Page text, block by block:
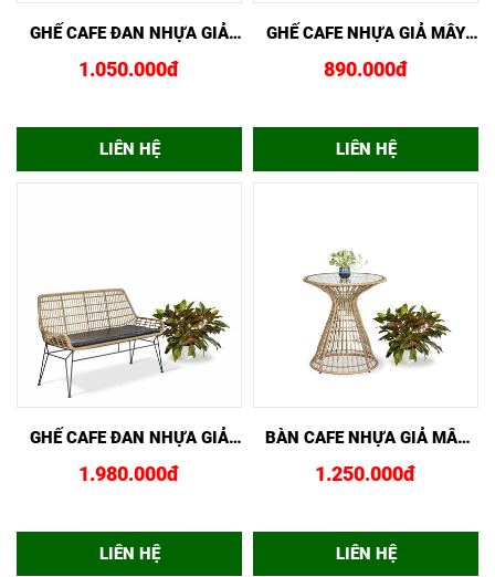
XEM NHANH MUA NGAY
GHẾ CAFE ĐAN NHỰA GIẢ
MÂY GCF02443
1.050.000đ
LIÊN HỆ
XEM NHANH MUA NGAY
GHẾ CAFE NHỰA GIẢ MÂY
GCF02444
890.000đ
LIÊN HỆ
XEM NHANH MUA NGAY
GHẾ CAFE ĐAN NHỰA GIẢ
MÂY GCF02434
1.980.000đ
LIÊN HỆ
XEM NHANH MUA NGAY
BÀN CAFE NHỰA GIẢ MÂY
CAO GCF02432
1.250.000đ
LIÊN HỆ